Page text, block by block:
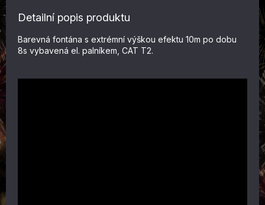
Detailní popis produktu
Barevná fontána s extrémní výškou efektu 10m po dobu
8s vybavená el. palníkem, CAT T2.